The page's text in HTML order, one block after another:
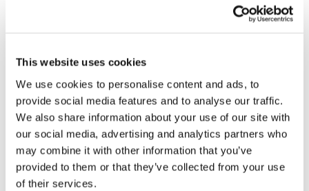
This website uses cookies
We use cookies to personalise content and ads, to
provide social media features and to analyse our traffic.
We also share information about your use of our site with
our social media, advertising and analytics partners who
may combine it with other information that you’ve
provided to them or that they’ve collected from your use
of their services.